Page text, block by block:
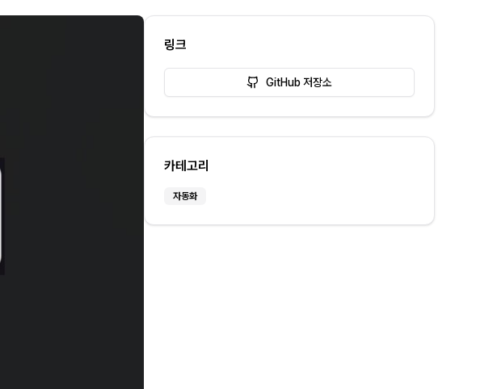
링크
GitHub 저장소
카테고리
자동화